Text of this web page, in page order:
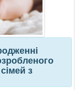
з